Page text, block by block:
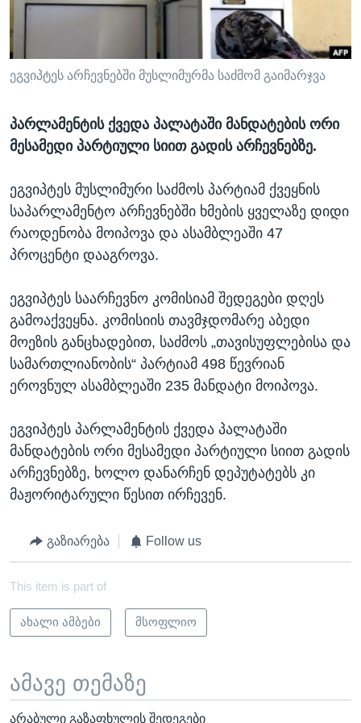
ᲛᲔᲪᲜᲘᲔᲠᲔᲑᲐ
ᲙᲣᲚᲢᲣᲠᲐ
ᲓᲔᲖᲘᲜᲤᲝᲠᲛᲐᲪᲘᲐ
Learning English
ᲗᲕᲐᲚᲘ ᲒᲕᲐᲓᲔᲕᲜᲔᲗ
ენები
ეგვიპტეს არჩევნებში მუსლიმურმა საძმომ გაიმარჯვა
პარლამენტის ქვედა პალატაში მანდატების ორი
მესამედი პარტიული სიით გადის არჩევნებზე.
ეგვიპტეს მუსლიმური საძმოს პარტიამ ქვეყნის
საპარლამენტო არჩევნებში ხმების ყველაზე დიდი
რაოდენობა მოიპოვა და ასამბლეაში 47
პროცენტი დააგროვა.
ეგვიპტეს საარჩევნო კომისიამ შედეგები დღეს
გამოაქვეყნა. კომისიის თავმჯდომარე აბედი
მოეზის განცხადებით, საძმოს „თავისუფლებისა და
სამართლიანობის“ პარტიამ 498 წევრიან
ეროვნულ ასამბლეაში 235 მანდატი მოიპოვა.
ეგვიპტეს პარლამენტის ქვედა პალატაში
მანდატების ორი მესამედი პარტიული სიით გადის
არჩევნებზე, ხოლო დანარჩენ დეპუტატებს კი
მაჟორიტარული წესით ირჩევენ.
გაზიარება Follow us
This item is part of
ახალი ამბები მსოფლიო
ამავე თემაზე
არაბული გაზაფხულის შედეგები